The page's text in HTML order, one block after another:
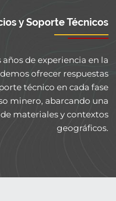
y Soporte Técnicos
años de experiencia en la
ofrecer respuestas
técnico en cada fase
minero, abarcando una
materiales y contextos
geográficos.